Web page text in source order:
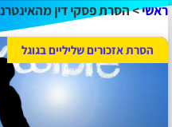
ראשי>הסרת פסקי דין
הסרת אזכורים שליליים בגוגל